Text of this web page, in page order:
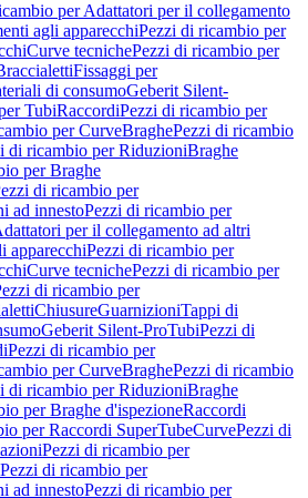
per Adattatori per il collegamento
agli apparecchiPezzi di ricambio per
Curve tecnichePezzi di ricambio per
Fissaggi per
di consumoGeberit Silent-
TubiRaccordiPezzi di ricambio per
per CurveBraghePezzi di ricambio
di ricambio per RiduzioniBraghe
per Braghe
di ricambio per
ad innestoPezzi di ricambio per
per il collegamento ad altri
apparecchiPezzi di ricambio per
Curve tecnichePezzi di ricambio per
di ricambio per
ChiusureGuarnizioniTappi di
Geberit Silent-ProTubiPezzi di
Pezzi di ricambio per
per CurveBraghePezzi di ricambio
di ricambio per RiduzioniBraghe
per Braghe d'ispezioneRaccordi
per Raccordi SuperTubeCurvePezzi di
Pezzi di ricambio per
Pezzi di ricambio per
ad innestoPezzi di ricambio per